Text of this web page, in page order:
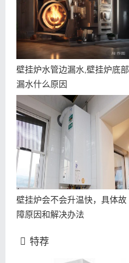
壁挂炉水管边漏水,壁挂炉底部
漏水什么原因
壁挂炉会不会升温快，具体故
障原因和解决办法
特荐